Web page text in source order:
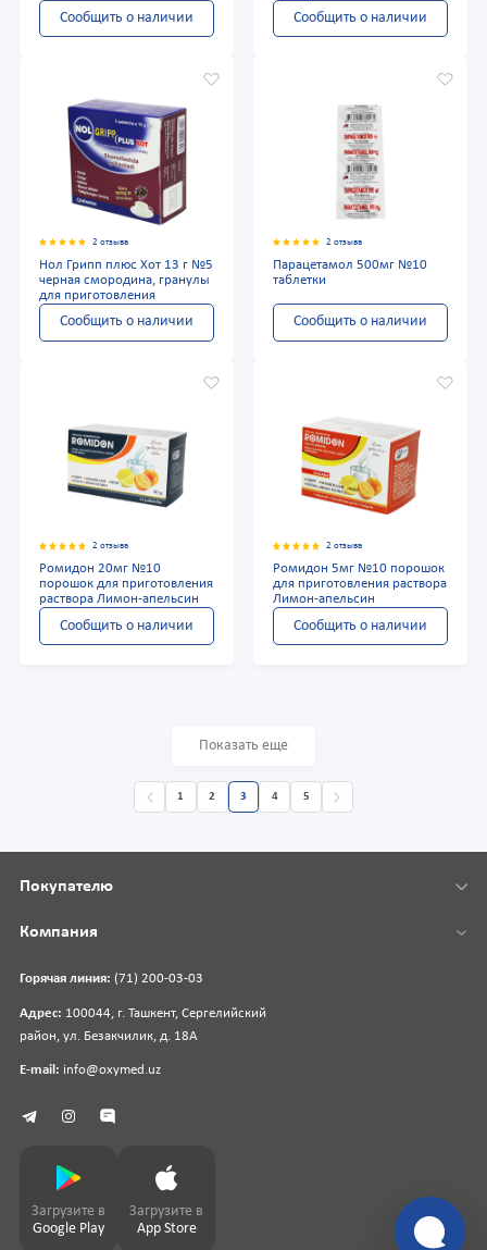
Сообщить о наличии Сообщить о наличии
2 отзыва
Нол Грипп плюс Хот 13 г №5
черная смородина, гранулы
для приготовления
Сообщить о наличии
2 отзыва
Парацетамол 500мг №10
таблетки
Сообщить о наличии
2 отзыва
Ромидон 20мг №10
порошок для приготовления
раствора Лимон-апельсин
Сообщить о наличии
2 отзыва
Ромидон 5мг №10 порошок
для приготовления раствора
Лимон-апельсин
Сообщить о наличии
Показать еще
1 2 3 4 5
Горячая линия: (71) 200-03-03
Адрес: 100044, г. Ташкент, Сергелийский
район, ул. Безакчилик, д. 18А
E-mail: info@oxymed.uz
Покупателю
Компания
Загрузите в
Google Play
Загрузите в
App Store